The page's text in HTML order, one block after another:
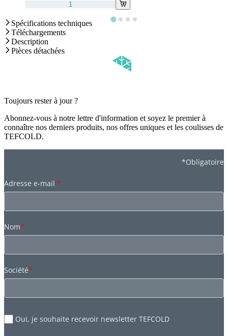
Spécifications techniques
Téléchargements
Description
Pièces détachées
Toujours rester à jour ?
Abonnez-vous à notre lettre d'information et soyez le premier à
connaître nos derniers produits, nos offres uniques et les coulisses de
TEFCOLD.
*Obligatoire
Adresse e-mail *
Nom*
Société*
Oui, je souhaite recevoir newsletter TEFCOLD